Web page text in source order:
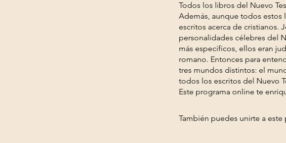
Todos los libros del Nuevo
Además, aunque todos
escritos acerca de cristianos.
personalidades célebres del
más específicos, ellos eran
romano. Entonces para
tres mundos distintos: el
todos los escritos del Nuevo
Este programa online te
También puedes unirte a